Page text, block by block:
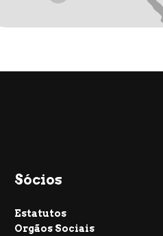
Sócios
Estatutos
Orgãos Sociais